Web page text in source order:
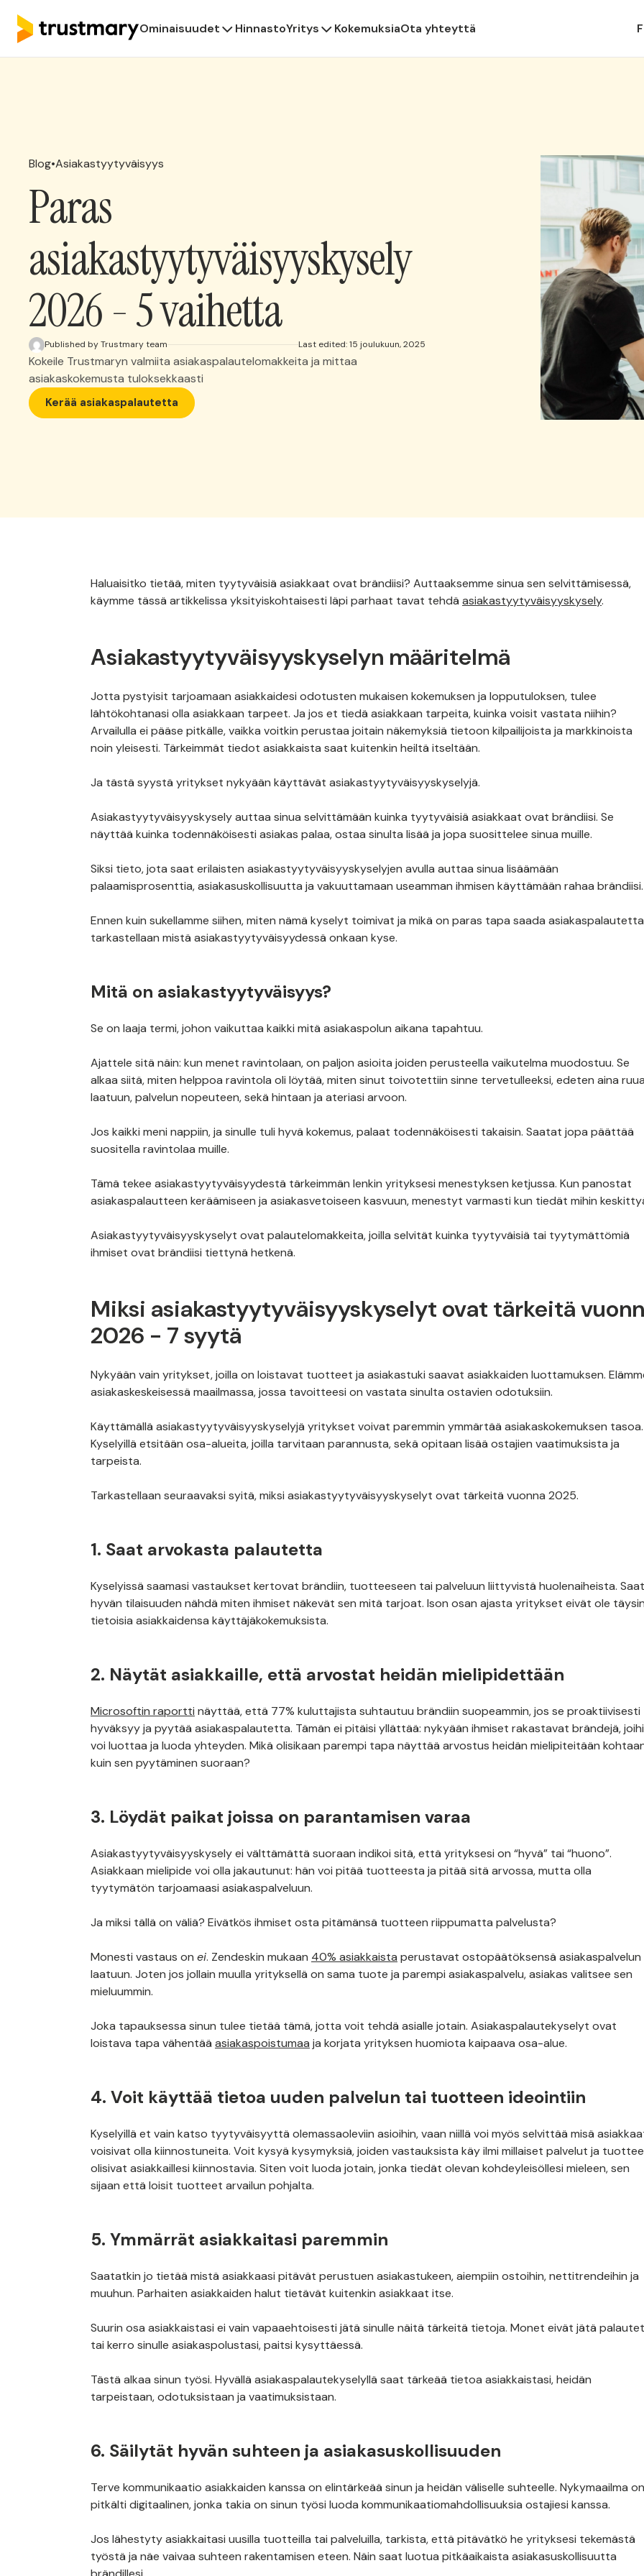
Ominaisuudet HinnastoYritys KokemuksiaOta yhteyttä
Blog•Asiakastyytyväisyys
Paras
asiakastyytyväisyyskysely
2026 - 5 vaihetta
Published by Trustmary team Last edited: 15 joulukuun, 2025
Kokeile Trustmaryn valmiita asiakaspalautelomakkeita ja mittaa
asiakaskokemusta tuloksekkaasti
Kerää asiakaspalautetta
Haluaisitko tietää, miten tyytyväisiä asiakkaat ovat brändiisi? Auttaaksemme sinua sen selvittämisessä,
käymme tässä artikkelissa yksityiskohtaisesti läpi parhaat tavat tehdä asiakastyytyväisyyskysely.
Asiakastyytyväisyyskyselyn määritelmä
Jotta pystyisit tarjoamaan asiakkaidesi odotusten mukaisen kokemuksen ja lopputuloksen, tulee
lähtökohtanasi olla asiakkaan tarpeet. Ja jos et tiedä asiakkaan tarpeita, kuinka voisit vastata niihin?
Arvailulla ei pääse pitkälle, vaikka voitkin perustaa joitain näkemyksiä tietoon kilpailijoista ja markkinoista
noin yleisesti. Tärkeimmät tiedot asiakkaista saat kuitenkin heiltä itseltään.
Ja tästä syystä yritykset nykyään käyttävät asiakastyytyväisyyskyselyjä.
Asiakastyytyväisyyskysely auttaa sinua selvittämään kuinka tyytyväisiä asiakkaat ovat brändiisi. Se
näyttää kuinka todennäköisesti asiakas palaa, ostaa sinulta lisää ja jopa suosittelee sinua muille.
Siksi tieto, jota saat erilaisten asiakastyytyväisyyskyselyjen avulla auttaa sinua lisäämään
palaamisprosenttia, asiakasuskollisuutta ja vakuuttamaan useamman ihmisen käyttämään rahaa
Ennen kuin sukellamme siihen, miten nämä kyselyt toimivat ja mikä on paras tapa saada
tarkastellaan mistä asiakastyytyväisyydessä onkaan kyse.
Mitä on asiakastyytyväisyys?
Se on laaja termi, johon vaikuttaa kaikki mitä asiakaspolun aikana tapahtuu.
Ajattele sitä näin: kun menet ravintolaan, on paljon asioita joiden perusteella vaikutelma muodostuu. Se
alkaa siitä, miten helppoa ravintola oli löytää, miten sinut toivotettiin sinne tervetulleeksi, edeten aina
laatuun, palvelun nopeuteen, sekä hintaan ja ateriasi arvoon.
Jos kaikki meni nappiin, ja sinulle tuli hyvä kokemus, palaat todennäköisesti takaisin. Saatat jopa päättää
suositella ravintolaa muille.
Tämä tekee asiakastyytyväisyydestä tärkeimmän lenkin yrityksesi menestyksen ketjussa. Kun panostat
asiakaspalautteen keräämiseen ja asiakasvetoiseen kasvuun, menestyt varmasti kun tiedät mihin
Asiakastyytyväisyyskyselyt ovat palautelomakkeita, joilla selvität kuinka tyytyväisiä tai tyytymättömiä
ihmiset ovat brändiisi tiettynä hetkenä.
Miksi asiakastyytyväisyyskyselyt ovat tärkeitä
2026 - 7 syytä
Nykyään vain yritykset, joilla on loistavat tuotteet ja asiakastuki saavat asiakkaiden luottamuksen.
asiakaskeskeisessä maailmassa, jossa tavoitteesi on vastata sinulta ostavien odotuksiin.
Käyttämällä asiakastyytyväisyyskyselyjä yritykset voivat paremmin ymmärtää asiakaskokemuksen tasoa.
Kyselyillä etsitään osa-alueita, joilla tarvitaan parannusta, sekä opitaan lisää ostajien vaatimuksista ja
tarpeista.
Tarkastellaan seuraavaksi syitä, miksi asiakastyytyväisyyskyselyt ovat tärkeitä vuonna 2025.
1. Saat arvokasta palautetta
Kyselyissä saamasi vastaukset kertovat brändiin, tuotteeseen tai palveluun liittyvistä huolenaiheista. Saat
hyvän tilaisuuden nähdä miten ihmiset näkevät sen mitä tarjoat. Ison osan ajasta yritykset eivät ole
tietoisia asiakkaidensa käyttäjäkokemuksista.
2. Näytät asiakkaille, että arvostat heidän mielipidettään
Microsoftin raportti näyttää, että 77% kuluttajista suhtautuu brändiin suopeammin, jos se proaktiivisesti
hyväksyy ja pyytää asiakaspalautetta. Tämän ei pitäisi yllättää: nykyään ihmiset rakastavat brändejä,
voi luottaa ja luoda yhteyden. Mikä olisikaan parempi tapa näyttää arvostus heidän mielipiteitään
kuin sen pyytäminen suoraan?
3. Löydät paikat joissa on parantamisen varaa
Asiakastyytyväisyyskysely ei välttämättä suoraan indikoi sitä, että yrityksesi on “hyvä” tai “huono”.
Asiakkaan mielipide voi olla jakautunut: hän voi pitää tuotteesta ja pitää sitä arvossa, mutta olla
tyytymätön tarjoamaasi asiakaspalveluun.
Ja miksi tällä on väliä? Eivätkös ihmiset osta pitämänsä tuotteen riippumatta palvelusta?
Monesti vastaus on ei. Zendeskin mukaan 40% asiakkaista perustavat ostopäätöksensä asiakaspalvelun
laatuun. Joten jos jollain muulla yrityksellä on sama tuote ja parempi asiakaspalvelu, asiakas valitsee sen
mieluummin.
Joka tapauksessa sinun tulee tietää tämä, jotta voit tehdä asialle jotain. Asiakaspalautekyselyt ovat
loistava tapa vähentää asiakaspoistumaa ja korjata yrityksen huomiota kaipaava osa-alue.
4. Voit käyttää tietoa uuden palvelun tai tuotteen ideointiin
Kyselyillä et vain katso tyytyväisyyttä olemassaoleviin asioihin, vaan niillä voi myös selvittää misä
voisivat olla kiinnostuneita. Voit kysyä kysymyksiä, joiden vastauksista käy ilmi millaiset palvelut ja
olisivat asiakkaillesi kiinnostavia. Siten voit luoda jotain, jonka tiedät olevan kohdeyleisöllesi mieleen, sen
sijaan että loisit tuotteet arvailun pohjalta.
5. Ymmärrät asiakkaitasi paremmin
Saatatkin jo tietää mistä asiakkaasi pitävät perustuen asiakastukeen, aiempiin ostoihin, nettitrendeihin ja
muuhun. Parhaiten asiakkaiden halut tietävät kuitenkin asiakkaat itse.
Suurin osa asiakkaistasi ei vain vapaaehtoisesti jätä sinulle näitä tärkeitä tietoja. Monet eivät jätä
tai kerro sinulle asiakaspolustasi, paitsi kysyttäessä.
Tästä alkaa sinun työsi. Hyvällä asiakaspalautekyselyllä saat tärkeää tietoa asiakkaistasi, heidän
tarpeistaan, odotuksistaan ja vaatimuksistaan.
6. Säilytät hyvän suhteen ja asiakasuskollisuuden
Terve kommunikaatio asiakkaiden kanssa on elintärkeää sinun ja heidän väliselle suhteelle. Nykymaailma on
pitkälti digitaalinen, jonka takia on sinun työsi luoda kommunikaatiomahdollisuuksia ostajiesi kanssa.
Jos lähestyty asiakkaitasi uusilla tuotteilla tai palveluilla, tarkista, että pitävätkö he yrityksesi tekemästä
työstä ja näe vaivaa suhteen rakentamisen eteen. Näin saat luotua pitkäaikaista asiakasuskollisuutta